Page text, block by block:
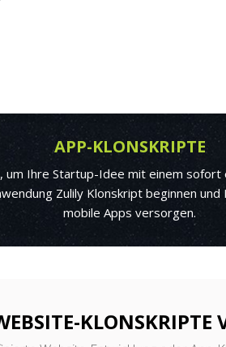
APP-KLONSKRIPTE
Ihre Startup-Idee mit einem
Zulily Klonskript beginnen
mobile Apps versorgen.
KLONSKRIPTE